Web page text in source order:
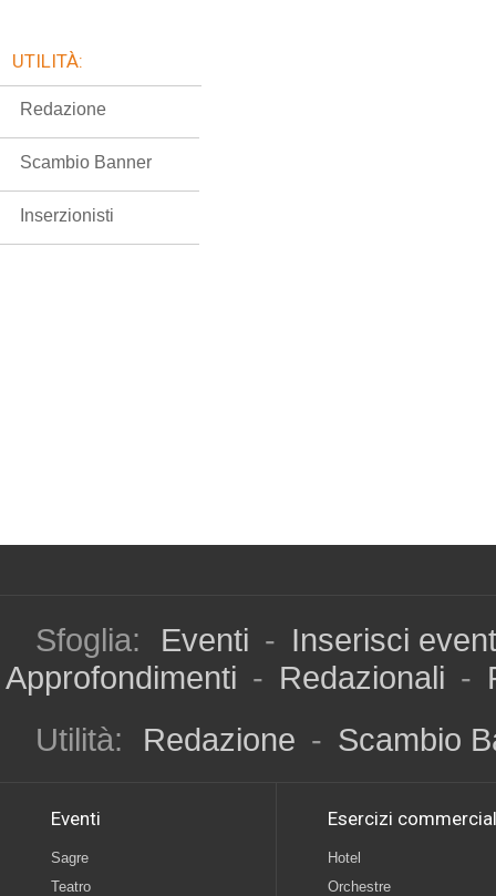
UTILITÀ:
Redazione
Scambio Banner
Inserzionisti
Sfoglia: Eventi - Inserisci
Approfondimenti - Redazionali -
Utilità:
Redazione - Scambio
Eventi
Sagre
Teatro
Esercizi
Hotel
Orchestre